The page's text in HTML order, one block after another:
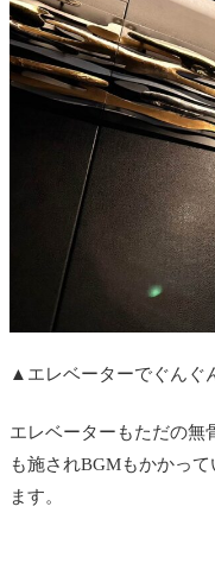
▲エレベーターでぐんぐ
エレベーターもただの無
も施されBGMもかかっ
ます。